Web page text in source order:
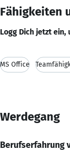
Fähigkeiten
Logg Dich jetzt ein,
MS Office
Werdegang
Berufserfahrung